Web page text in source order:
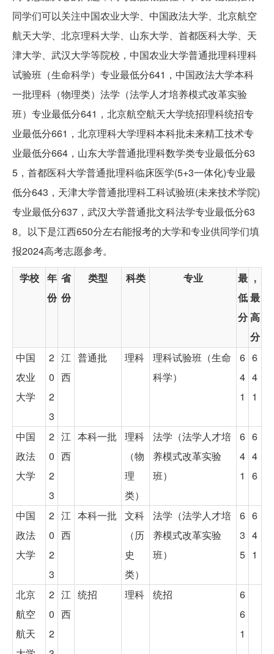
同学们可以关注中国农业大学、中国政法大学、北京航空
航天大学、北京理科大学、山东大学、首都医科大学、天
津大学、武汉大学等院校，中国农业大学普通批理科理科
试验班（生命科学）专业最低分641，中国政法大学本科
一批理科（物理类）法学（法学人才培养模式改革实验
班）专业最低分641，北京航空航天大学统招理科统招专
业最低分661，北京理科大学理科本科批未来精工技术专
业最低分664，山东大学普通批理科数学类专业最低分63
5，首都医科大学普通批理科临床医学(5+3一体化)专业最
低分643，天津大学普通批理科工科试验班(未来技术学院)
专业最低分637，武汉大学普通批文科法学专业最低分63
8。以下是江西650分左右能报考的大学和专业供同学们填
报2024高考志愿参考。
学校 年
份
省
份
类型 科类 专业
最
低
分
,
最
高
分
中国
农业
大学
2
0
2
3
江
西
普通批 理科
理科试验班（生命
科学）
6
4
1
6
4
1
中国
政法
大学
2
0
2
3
江
西
本科一批 理科
（物
理
类）
法学（法学人才培
养模式改革实验
班）
6
4
1
6
4
6
中国
政法
大学
2
0
2
3
江
西
本科一批 文科
（历
史
类）
法学（法学人才培
养模式改革实验
班）
6
3
5
6
4
1
北京
航空
航天
2
0
2
江
西
统招 理科 统招
6
6
1